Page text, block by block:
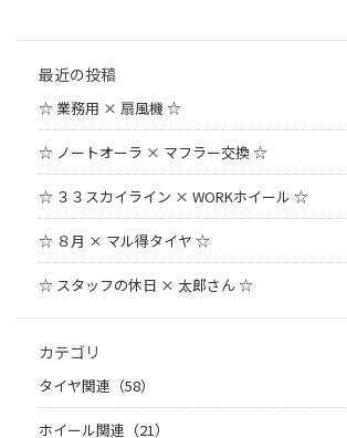
最近の投稿
☆ 業務用 × 扇風機 ☆
☆ ノートオーラ × マフラー交換 ☆
☆ ３３スカイライン × WORKホイール ☆
☆ ８月 × マル得タイヤ ☆
☆ スタッフの休日 × 太郎さん ☆
カテゴリ
タイヤ関連（58）
ホイール関連（21）